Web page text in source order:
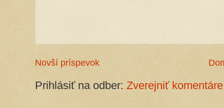
Novší príspevok
Prihlásiť na odber: Zverejniť